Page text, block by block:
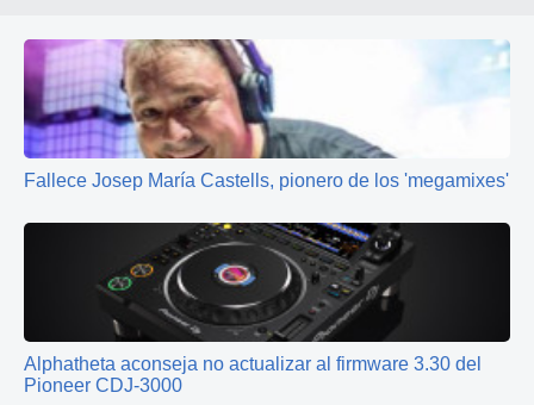
Fallece Josep María Castells, pionero de los 'megamixes'
Alphatheta aconseja no actualizar al firmware 3.30 del
Pioneer CDJ-3000